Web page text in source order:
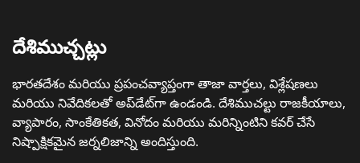
దేశిముచ్చట్లు
భారతదేశం మరియు ప్రపంచవ్యాప్తంగా తాజా వార్తలు, విశ్లేషణలు
మరియు నివేదికలతో అప్‌డేట్‌గా ఉండండి. దేశిముచల్టు రాజకీయాలు,
వ్యాపారం, సాంకేతికత, వినోదం మరియు మరిన్నింటిని కవర్ చేసే
నిష్పాక్షికమైన జర్నలిజాన్ని అందిస్తుంది.